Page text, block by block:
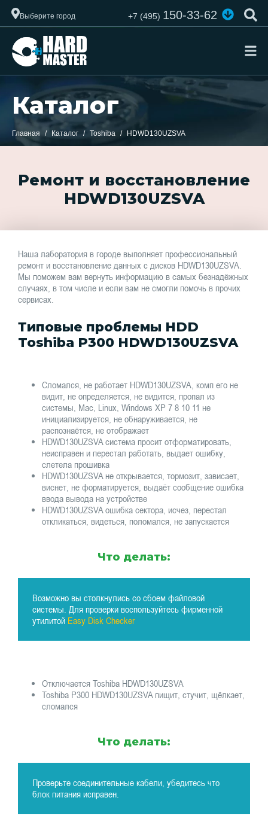
Выберите город +7 (495)150-33-62
Каталог
Главная Каталог Toshiba HDWD130UZSVA
Ремонт и восстановление
HDWD130UZSVA
Наша лаборатория в городе выполняет профессиональный
ремонт и восстановление данных с дисков HDWD130UZSVA.
Мы поможем вам вернуть информацию в самых безнадёжных
случаях, в том числе и если вам не смогли помочь в прочих
сервисах.
Типовые проблемы HDD
Toshiba P300 HDWD130UZSVA
Сломался, не работает HDWD130UZSVA, комп его не
видит, не определяется, не видится, пропал из
системы, Mac, Linux, Windows XP 7 8 10 11 не
инициализируется, не обнаруживается, не
распознаётся, не отображает
HDWD130UZSVA система просит отформатировать,
неисправен и перестал работать, выдает ошибку,
слетела прошивка
HDWD130UZSVA не открывается, тормозит, зависает,
виснет, не форматируется, выдаёт сообщение ошибка
ввода вывода на устройстве
HDWD130UZSVA ошибка сектора, исчез, перестал
откликаться, видеться, поломался, не запускается
Что делать:
Возможно вы столкнулись со сбоем файловой
системы. Для проверки воспользуйтесь фирменной
утилитой Easy Disk Checker
Отключается Toshiba HDWD130UZSVA
Toshiba P300 HDWD130UZSVA пищит, стучит, щёлкает,
сломался
Что делать:
Проверьте соединительные кабели, убедитесь что
блок питания исправен.